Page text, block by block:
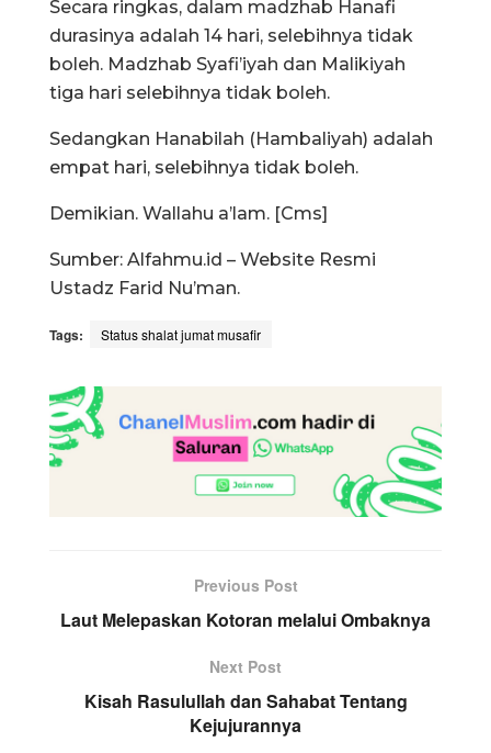
Secara ringkas, dalam madzhab Hanafi
durasinya adalah 14 hari, selebihnya tidak
boleh. Madzhab Syafi’iyah dan Malikiyah
tiga hari selebihnya tidak boleh.
Sedangkan Hanabilah (Hambaliyah) adalah
empat hari, selebihnya tidak boleh.
Demikian. Wallahu a’lam. [Cms]
Sumber: Alfahmu.id – Website Resmi
Ustadz Farid Nu’man.
Tags: Status shalat jumat musafir
Previous Post
Laut Melepaskan Kotoran melalui Ombaknya
Next Post
Kisah Rasulullah dan Sahabat Tentang
Kejujurannya